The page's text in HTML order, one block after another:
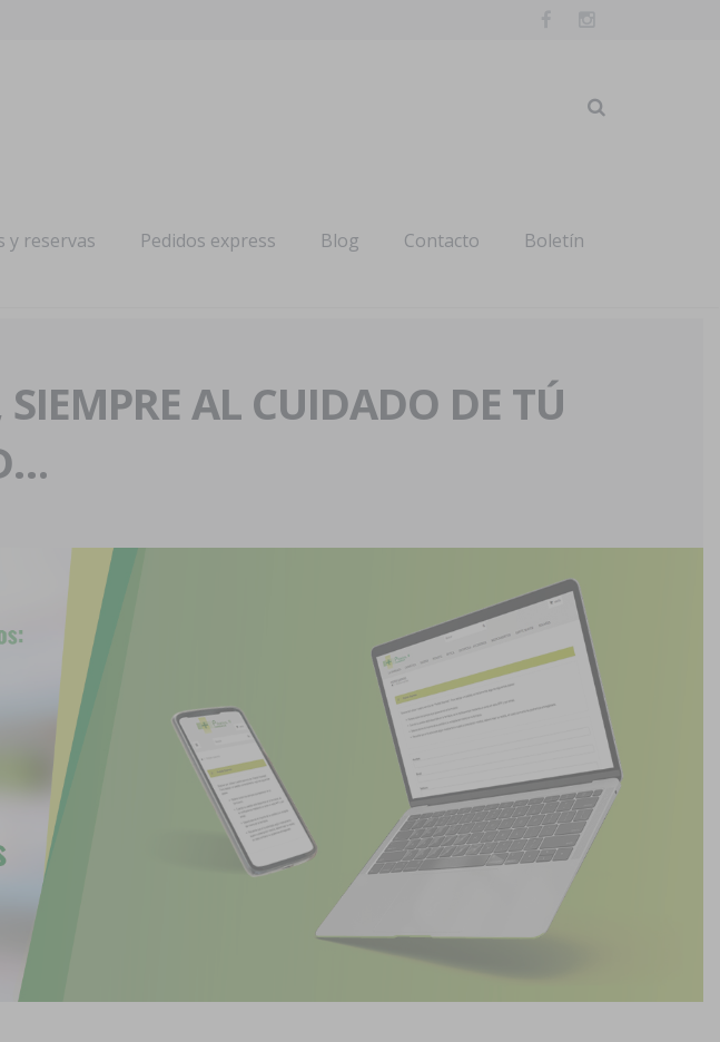
y reservas Pedidos express Blog Contacto Boletín
AL CUIDADO DE TÚ